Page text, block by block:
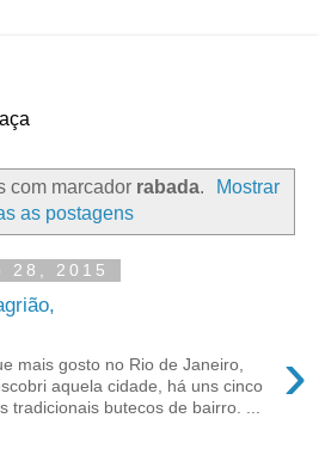
com marcador rabada.
Mostrar
as postagens
28, 2015
›
mais gosto no Rio de Janeiro,
aquela cidade, há uns cinco
tradicionais butecos de bairro. ...